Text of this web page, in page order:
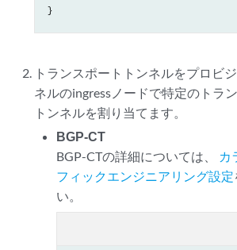
トランスポートトンネルをプロビ
ネルのingressノードで特定のトラ
トンネルを割り当てます。
BGP-CT
BGP-CTの詳細については、
カ
フィックエンジニアリング設定
い。